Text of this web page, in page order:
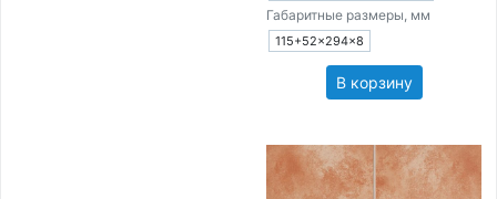
Габаритные размеры, мм
115+52×294×8
В корзину